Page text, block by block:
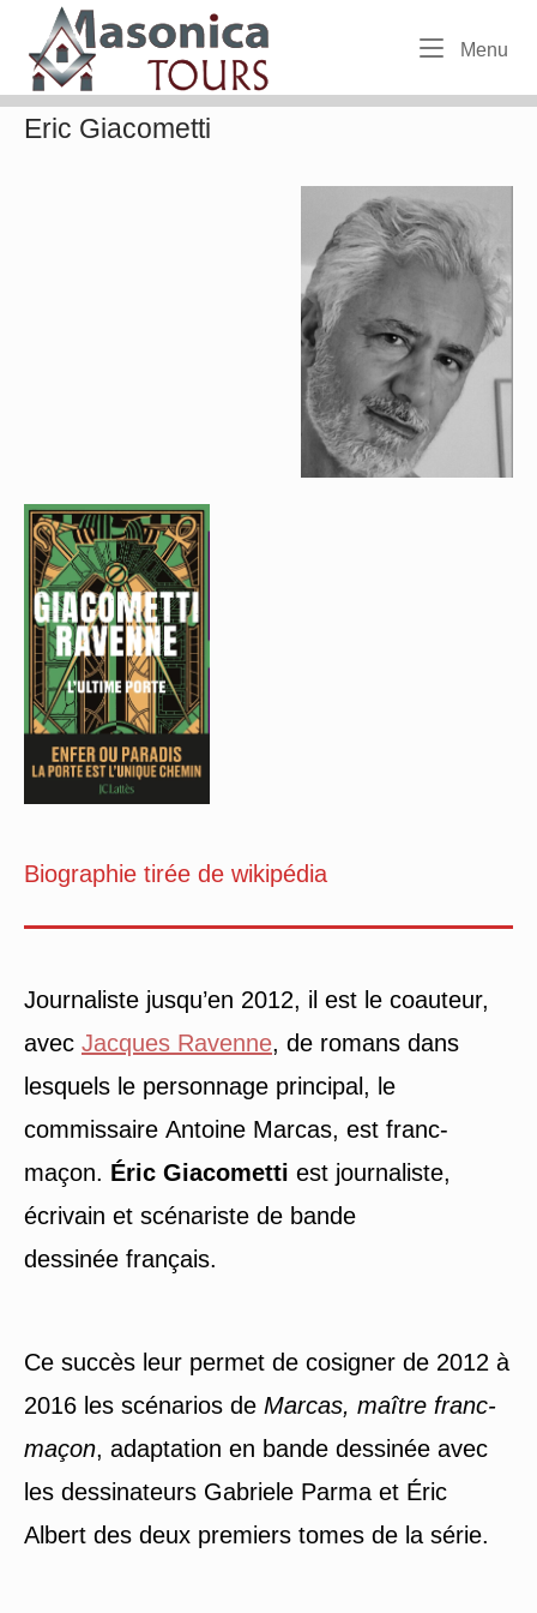
content
Home
Menu
Eric Giacometti
Biographie tirée de wikipédia
Journaliste jusqu’en 2012, il est le coauteur,
avec Jacques Ravenne, de romans dans
lesquels le personnage principal, le
commissaire Antoine Marcas, est franc-
maçon. Éric Giacometti est journaliste,
écrivain et scénariste de bande
dessinée français.
Ce succès leur permet de cosigner de 2012 à
2016 les scénarios de Marcas, maître franc-
maçon, adaptation en bande dessinée avec
les dessinateurs Gabriele Parma et Éric
Albert des deux premiers tomes de la série.